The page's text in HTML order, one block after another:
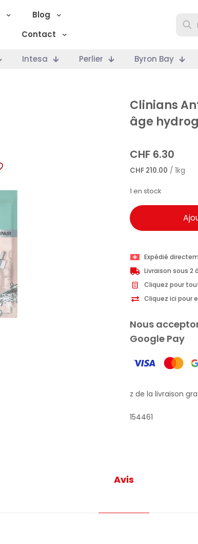
Blog
Contact
Intesa Perlier Byron Bay
Clinians
âge
CHF 6.30
CHF 210.00 / 1kg
1 en stock
Expédié
Livraison sous 2
Cliquez pour
Cliquez ici pour
Nous
Google Pay
Profitez de la livraison
154461
Avis